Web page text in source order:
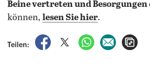
Beine vertreten und
können, lesen Sie hier.
Teilen:
auf Facebook teilen
auf X teilenper WhatsApp
per E-